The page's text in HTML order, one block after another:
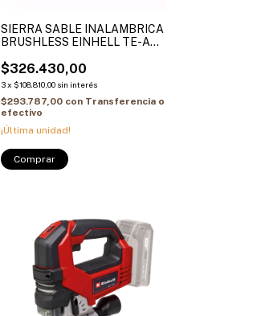
SIERRA SABLE INALAMBRICA
BRUSHLESS EINHELL TE-AP
$326.430,00
3 x $108.810,00 sin interés
$293.787,00 con Transferencia o
efectivo
¡Última unidad!